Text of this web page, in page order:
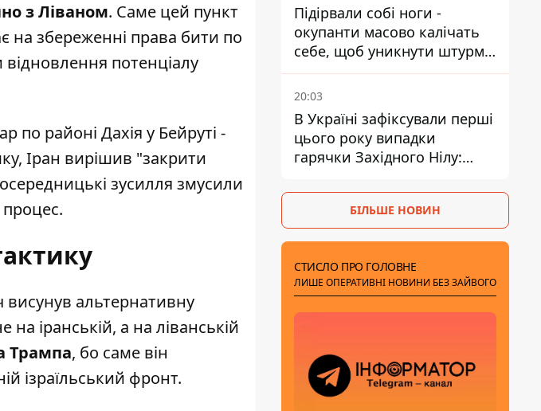
з Ліваном. Саме цей пункт
на збереженні права бити по
потенціалу
по районі Дахія у Бейруті -
Іран вирішив "закрити
зусилля змусили
висунув альтернативну
іранській, а на ліванській
Трампа, бо саме він
ізраїльський фронт.
Підірвали собі ноги -
окупанти масово калічать
себе, щоб уникнути штурмів
- ГУР
20:03
В Україні зафіксували перші
цього року випадки
гарячки Західного Нілу:
після укусів комарів
БІЛЬШЕ НОВИН
СТИСЛО ПРО ГОЛОВНЕ
ЛИШЕ ОПЕРАТИВНІ НОВИНИ БЕЗ ЗАЙВОГО